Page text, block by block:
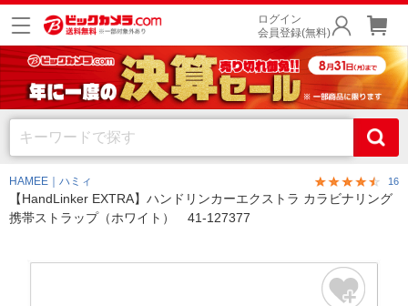
ログイン
会員登録(無料)
HAMEE｜ハミィ 16
【HandLinker EXTRA】ハンドリンカーエクストラ カラビナリング
携帯ストラップ（ホワイト） 41-127377